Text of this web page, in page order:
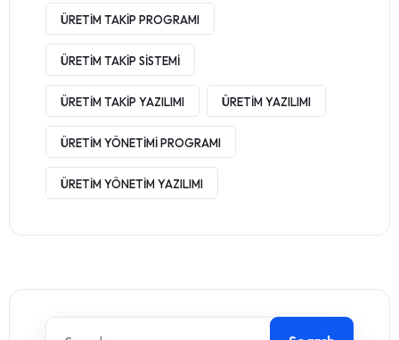
ÜRETIM TAKIP PROGRAMI
ÜRETIM TAKIP SISTEMI
ÜRETIM TAKIP YAZILIMI ÜRETIM YAZILIMI
ÜRETIM YÖNETIMI PROGRAMI
ÜRETIM YÖNETIM YAZILIMI